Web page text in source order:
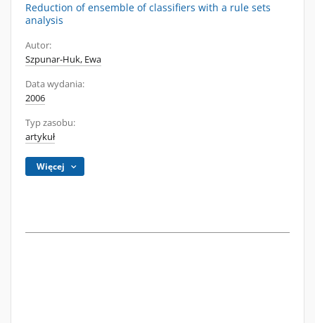
Reduction of ensemble of classifiers with a rule sets
analysis
Autor:
Szpunar-Huk, Ewa
Data wydania:
2006
Typ zasobu:
artykuł
Więcej